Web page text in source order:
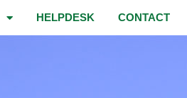
HELPDESK CONTACT